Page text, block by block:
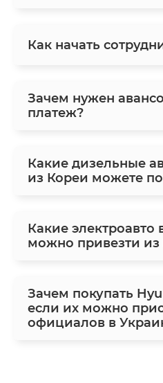
Как начать
Зачем нужен
платеж?
Какие дизельные
из Кореи можете
Какие электроавто
можно привезти из
Зачем покупать
если их можно
официалов в